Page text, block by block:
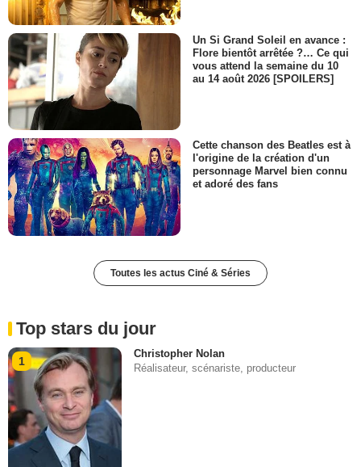
Un Si Grand Soleil en avance :
Flore bientôt arrêtée ?… Ce qui
vous attend la semaine du 10
au 14 août 2026 [SPOILERS]
Cette chanson des Beatles est à
l'origine de la création d'un
personnage Marvel bien connu
et adoré des fans
Toutes les actus Ciné & Séries
Top stars du jour
1
Christopher Nolan
Réalisateur, scénariste, producteur